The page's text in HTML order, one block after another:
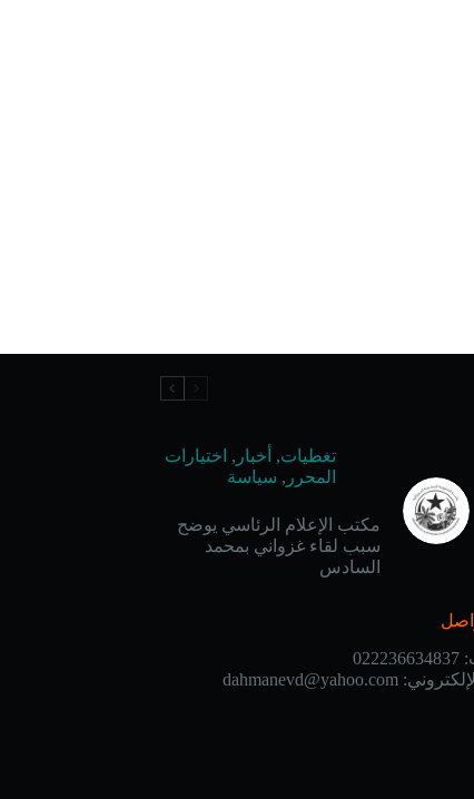
تغطيات, أخبار , اختيارات
المحرر , سياسة
مكتب الإعلام الرئاسي يوضح
سبب لقاء غزواني بمحمد
السادس
022236634837
dahmanevd@yahoo.com